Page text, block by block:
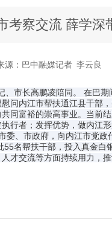
考察交流 薛学深
源：巴中融媒记者 李云良
市长高鹏凌陪同。 在巴
内江市帮扶通江县干
富裕的崇高事业。当
者；发挥优势，做内
、市政府，向内江市党
名帮扶干部，投入真金
交流等方面持续用力